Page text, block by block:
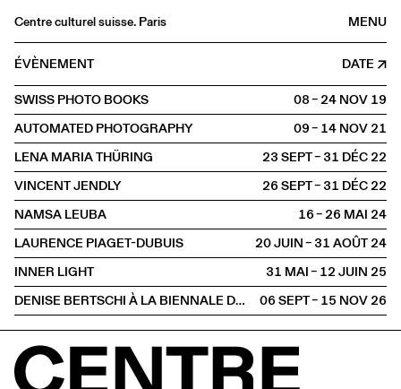
MENU
Centre culturel suisse. Paris
Agenda
Librairie
Buvette
Archives
Médiathèque
Éditions
Informations
FR/EN
EXPOSITION Photographie
ÉVÈNEMENT
DATE
SWISS PHOTO BOOKS
08 – 24 NOV2019
AUTOMATED PHOTOGRAPHY
09 – 14 NOV2021
LENA MARIA THÜRING
23 SEPT – 31 DÉC2022
VINCENT JENDLY
26 SEPT – 31 DÉC2022
NAMSA LEUBA
16 – 26 MAI2024
LAURENCE PIAGET-DUBUIS
20 JUIN – 31 AOÛT2024
INNER LIGHT
31 MAI – 12 JUIN2025
DENISE BERTSCHI À LA BIENNALE DE GWANGJU 2026
06 SEPT – 15 NOV2026